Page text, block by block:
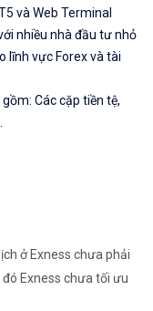
và Web Terminal
nhiều nhà đầu tư nhỏ
lĩnh vực Forex và tài
Các cặp tiền tệ,
ở Exness chưa phải
đó Exness chưa tối ưu